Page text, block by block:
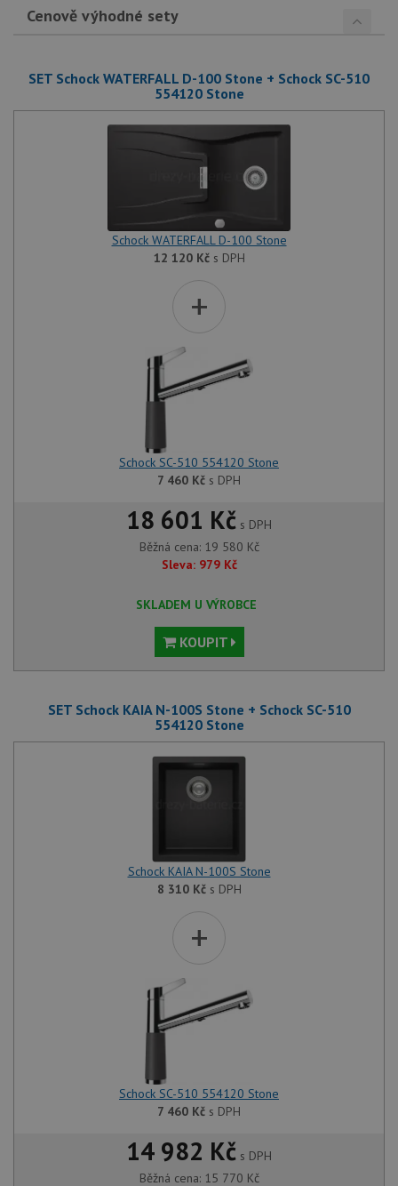
Cenově výhodné sety
SET Schock WATERFALL D-100 Stone + Schock SC-510
554120 Stone
Schock WATERFALL D-100 Stone
12 120 Kčs DPH
+
Schock SC-510 554120 Stone
7 460 Kč s DPH
18 601 Kč s DPH
Běžná cena: 19 580 Kč
Sleva: 979 Kč
SKLADEM U VÝROBCE
KOUPIT
SET Schock KAIA N-100S Stone + Schock SC-510
554120 Stone
Schock KAIA N-100S Stone
8 310 Kčs DPH
+
Schock SC-510 554120 Stone
7 460 Kč s DPH
14 982 Kč s DPH
Běžná cena: 15 770 Kč